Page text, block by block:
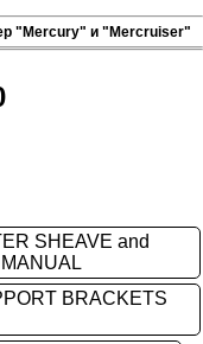
"Mercury" и "Mercruiser"
SHEAVE and
BRACKETS